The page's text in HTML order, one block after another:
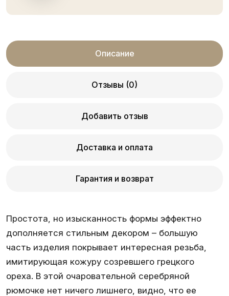
Описание
Отзывы (0)
Добавить отзыв
Доставка и оплата
Гарантия и возврат
Простота, но изысканность формы эффектно
дополняется стильным декором – большую
часть изделия покрывает интересная резьба,
имитирующая кожуру созревшего грецкого
ореха. В этой очаровательной серебряной
рюмочке нет ничего лишнего, видно, что ее